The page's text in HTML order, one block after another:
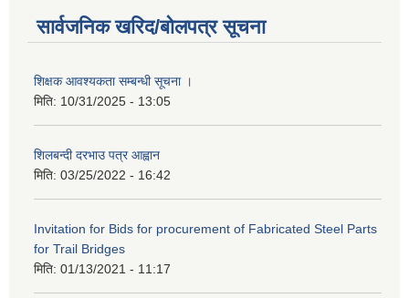
सार्वजनिक खरिद/बोलपत्र सूचना
शिक्षक आवश्यकता सम्बन्धी सूचना ।
मिति: 10/31/2025 - 13:05
शिलबन्दी दरभाउ पत्र आह्वान
मिति: 03/25/2022 - 16:42
Invitation for Bids for procurement of Fabricated Steel Parts
for Trail Bridges
मिति: 01/13/2021 - 11:17